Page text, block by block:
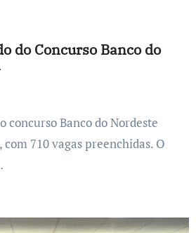
do Concurso Banco do
710 vagas preenchidas. O